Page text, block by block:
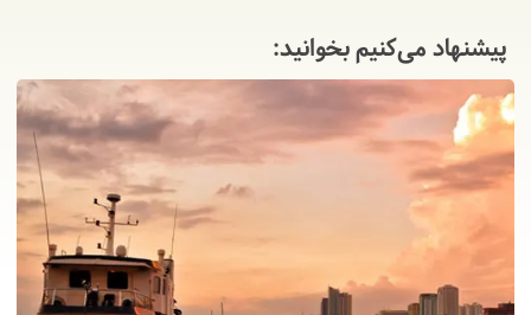
10 شنبه | 1405/01/08
در این روز وقت آزاد برای گشت خواهید داشت و
می‌توانید از تفریحات جزیره بوهول استفاده کنید.
=
پیشنهاد می‌کنیم بخوانید: